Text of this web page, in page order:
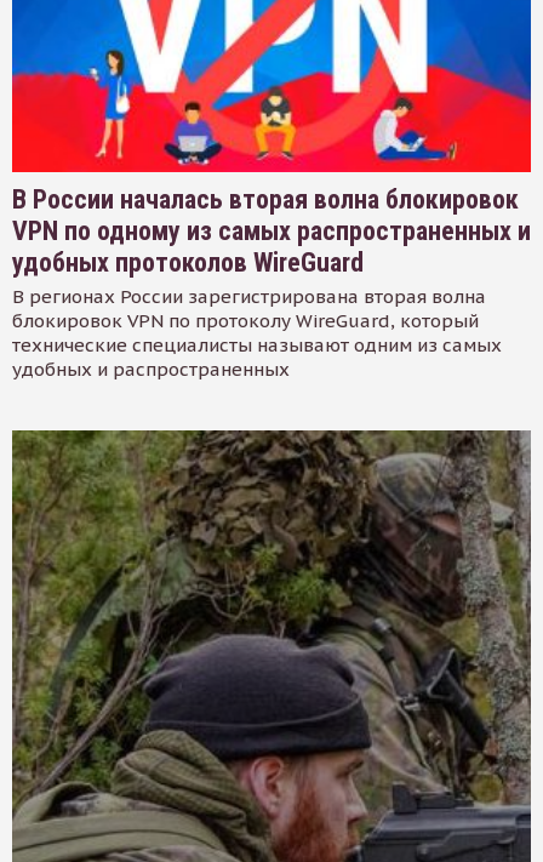
В России началась вторая волна блокировок
VPN по одному из самых распространенных и
удобных протоколов WireGuard
В регионах России зарегистрирована вторая волна
блокировок VPN по протоколу WireGuard, который
технические специалисты называют одним из самых
удобных и распространенных